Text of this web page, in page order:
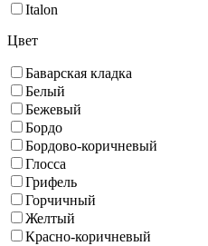
Italon
Цвет
Баварская кладка
Белый
Бежевый
Бордо
Бордово-коричневый
Глосса
Грифель
Горчичный
Желтый
Красно-коричневый